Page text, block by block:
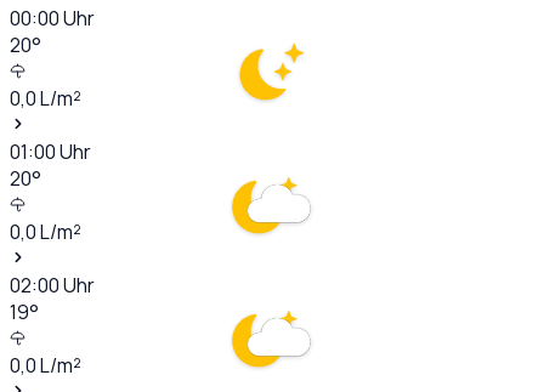
00:00Uhr
20°
0,0L/m²
01:00Uhr
20°
0,0L/m²
02:00Uhr
19°
0,0L/m²